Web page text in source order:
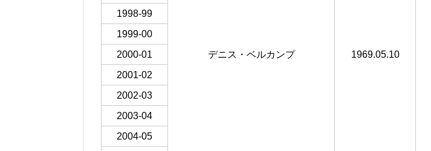
デニス・ベルカンプ 1969.05.10
1998-99
1999-00
2000-01
2001-02
2002-03
2003-04
2004-05